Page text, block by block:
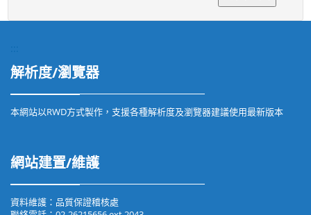
解析度/瀏覽器
本網站以RWD方式製作，支援各種解析度及瀏覽器建議使用最新版本
網站建置/維護
資料維護：品質保證稽核處